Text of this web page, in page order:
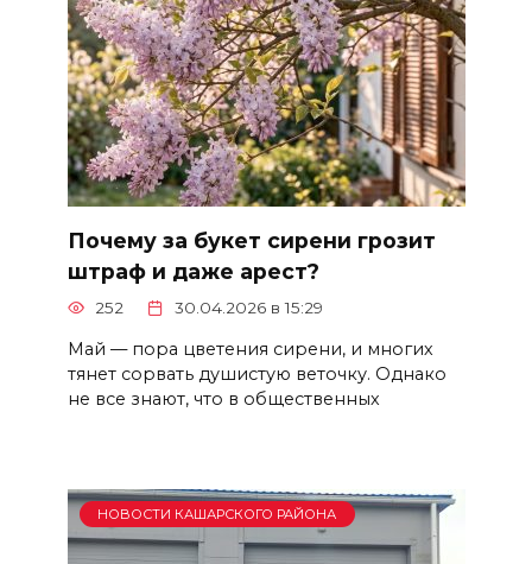
Почему за букет сирени грозит
штраф и даже арест?
252 30.04.2026 в 15:29
Май — пора цветения сирени, и многих
тянет сорвать душистую веточку. Однако
не все знают, что в общественных
НОВОСТИ КАШАРСКОГО РАЙОНА